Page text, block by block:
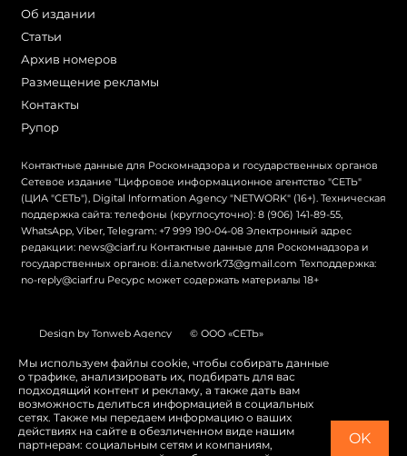
Об издании
Статьи
Архив номеров
Размещение рекламы
Контакты
Рупор
Контактные данные для Роскомнадзора и государственных органов
Сетевое издание "Цифровое информационное агентство "СЕТЬ"
(ЦИА "СЕТЬ"), Digital Information Agency "NETWORK" (16+). Техническая
поддержка сайта: телефоны (круглосуточно): 8 (906) 141-89-55,
WhatsApp, Viber, Telegram: +7 999 190-04-08 Электронный адрес
редакции: news@ciarf.ru Контактные данные для Роскомнадзора и
государственных органов: d.i.a.network73@gmail.com Техподдержка:
no-reply@ciarf.ru Ресурс может содержать материалы 18+
Design by Tonweb Agency © ООО «СЕТЬ»
Политика конфиденциальности Карта сайта
Switch to English
Мы используем файлы cookie, чтобы собирать данные
о трафике, анализировать их, подбирать для вас
подходящий контент и рекламу, а также дать вам
возможность делиться информацией в социальных
сетях. Также мы передаем информацию о ваших
действиях на сайте в обезличенном виде нашим
партнерам: социальным сетям и компаниям,
OK